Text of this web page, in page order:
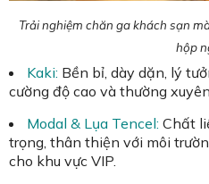
Trải nghiệm chăn ga khách sạn
hộp
Kaki: Bền bỉ, dày dặn, lý
cường độ cao và thường
Modal & Lụa Tencel: Chất
trọng, thân thiện với môi
cho khu vực VIP.